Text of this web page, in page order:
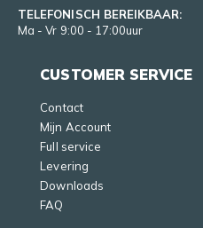
TELEFONISCH BEREIKBAAR:
Ma - Vr 9:00 - 17:00uur
CUSTOMER SERVICE
Contact
Mijn Account
Full service
Levering
Downloads
FAQ